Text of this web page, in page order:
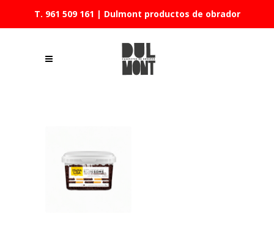
T. 961 509 161 | Dulmont productos de obrador